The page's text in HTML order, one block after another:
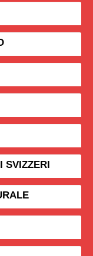
SVIZZERI